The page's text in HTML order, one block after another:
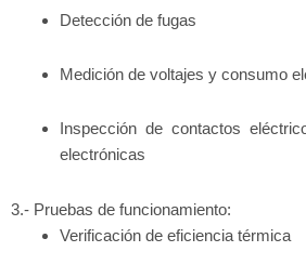
Detección de fugas
Medición de voltajes y consumo
Inspección de contactos
electrónicas
3.- Pruebas de funcionamiento:
Verificación de eficiencia térmica